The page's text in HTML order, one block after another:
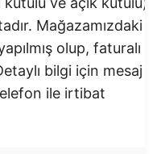
Mağazamızdaki
olup, faturalı
bilgi için mesaj
ile irtibat